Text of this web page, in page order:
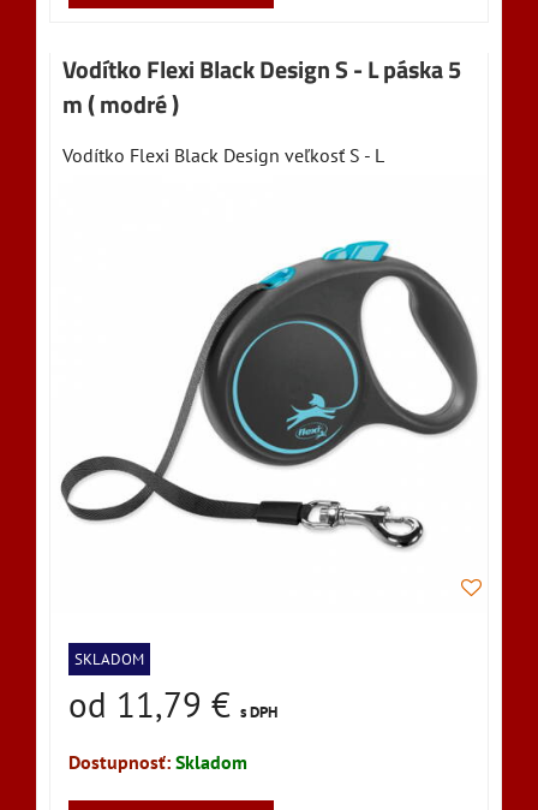
Vodítko Flexi Black Design S - L páska 5
m ( modré )
Vodítko Flexi Black Design veľkosť S - L
SKLADOM
od 11,79 € s DPH
Dostupnosť: Skladom